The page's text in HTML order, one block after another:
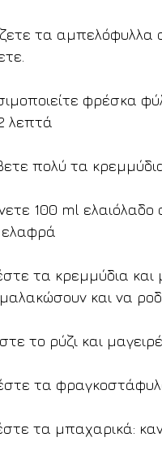
τα αμπελόφυλλα
φρέσκα
λεπτά
πολύ τα
100 ml ελαιόλαδο
ελαφρά
τα κρεμμύδια και
και να
το ρύζι και
τα
τα μπαχαρικά: